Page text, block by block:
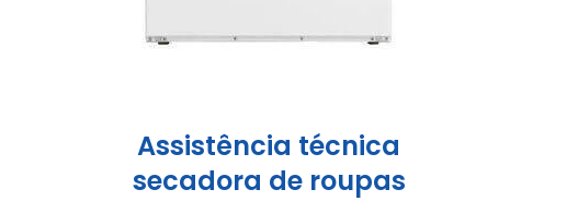
Assistência técnica
secadora de roupas